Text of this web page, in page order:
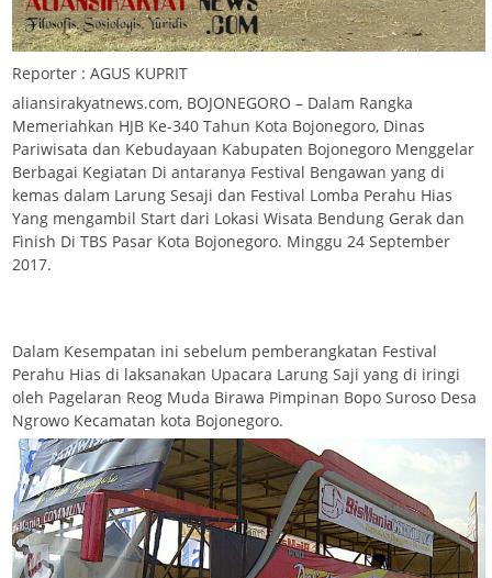
Reporter : AGUS KUPRIT
aliansirakyatnews.com, BOJONEGORO – Dalam Rangka
Memeriahkan HJB Ke-340 Tahun Kota Bojonegoro, Dinas
Pariwisata dan Kebudayaan Kabupaten Bojonegoro Menggelar
Berbagai Kegiatan Di antaranya Festival Bengawan yang di
kemas dalam Larung Sesaji dan Festival Lomba Perahu Hias
Yang mengambil Start dari Lokasi Wisata Bendung Gerak dan
Finish Di TBS Pasar Kota Bojonegoro. Minggu 24 September
2017.
Dalam Kesempatan ini sebelum pemberangkatan Festival
Perahu Hias di laksanakan Upacara Larung Saji yang di iringi
oleh Pagelaran Reog Muda Birawa Pimpinan Bopo Suroso Desa
Ngrowo Kecamatan kota Bojonegoro.